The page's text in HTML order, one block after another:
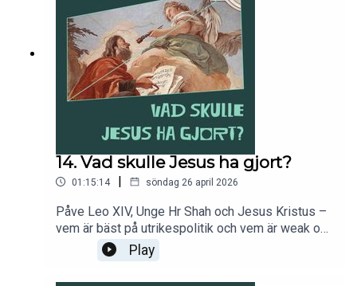
14. Vad skulle Jesus ha gjort?
01:15:14 | söndag 26 april 2026
Påve Leo XIV, Unge Hr Shah och Jesus Kristus –
vem är bäst på utrikespolitik och vem är weak on
crime? Dessutom förstås allt du velat (?) veta om
Vänsterpartiets kongress. Partiskatten och
Play